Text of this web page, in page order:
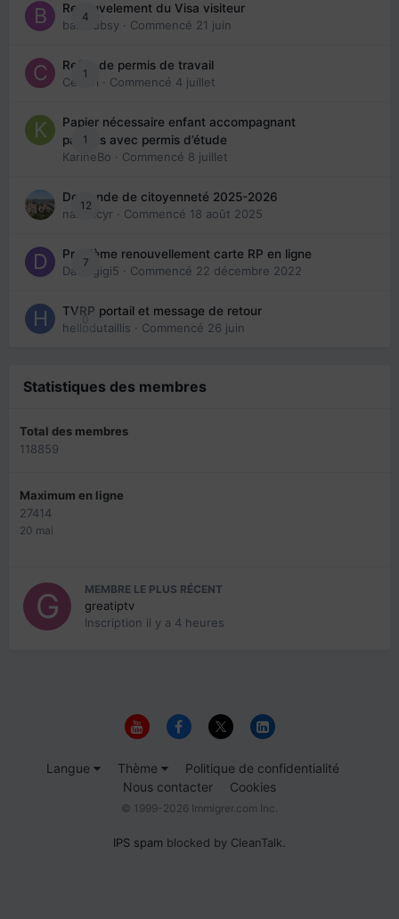
4
Renouvelement du Visa visiteur
babibubsy · Commencé 21 juin
1
Refus de permis de travail
Cedbri · Commencé 4 juillet
1
Papier nécessaire enfant accompagnant
parents avec permis d’étude
KarineBo · Commencé 8 juillet
12
Demande de citoyenneté 2025-2026
nanancyr · Commencé 18 août 2025
7
Problème renouvellement carte RP en ligne
Davidgigi5 · Commencé 22 décembre 2022
0
TVRP portail et message de retour
hellodutaillis · Commencé 26 juin
Statistiques des membres
Total des membres
118859
Maximum en ligne
27414
20 mai
MEMBRE LE PLUS RÉCENT
greatiptv
Inscription il y a 4 heures
Langue Thème
Politique de confidentialité
Nous contacter
Cookies
© 1999-2026 Immigrer.com Inc.
IPS spam blocked by CleanTalk.